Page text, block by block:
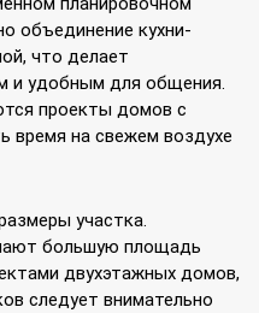
объединение кухни-
что делает
и удобным для общения.
проекты домов с
время на свежем воздухе
участка.
большую площадь
двухэтажных домов,
следует внимательно